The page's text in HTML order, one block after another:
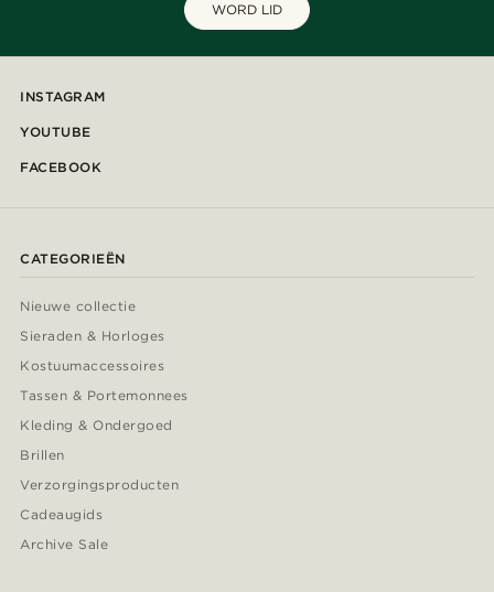
WORD LID
INSTAGRAM
YOUTUBE
FACEBOOK
CATEGORIEËN
Nieuwe collectie
Sieraden & Horloges
Kostuumaccessoires
Tassen & Portemonnees
Kleding & Ondergoed
Brillen
Verzorgingsproducten
Cadeaugids
Archive Sale